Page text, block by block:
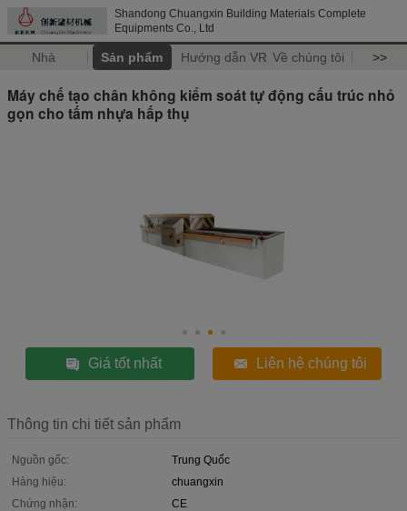
Shandong Chuangxin Building Materials Complete
Equipments Co., Ltd
Nhà Sản phẩm Hướng dẫn VR Về chúng tôi >>
Máy chế tạo chân không kiểm soát tự động cấu trúc nhỏ
gọn cho tấm nhựa hấp thụ
Giá tốt nhất Liên hệ chúng tôi
Thông tin chi tiết sản phẩm
Nguồn gốc:
Trung Quốc
Hàng hiệu:
chuangxin
Chứng nhận:
CE